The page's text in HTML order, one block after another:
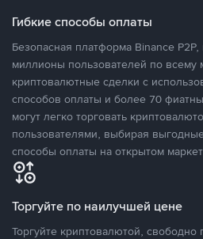
Гибкие способы оплаты
Безопасная платформа Binance
миллионы пользователей по всему
криптовалютные сделки с
способов оплаты и более 70
могут легко торговать
пользователями, выбирая
способы оплаты на открытом
Торгуйте по наилучшей цене
Торгуйте криптовалютой,